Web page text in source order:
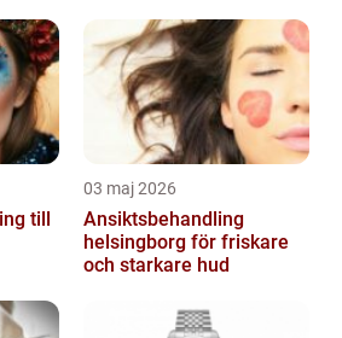
03 maj 2026
Ansiktsbehandling
helsingborg för friskare
och starkare hud